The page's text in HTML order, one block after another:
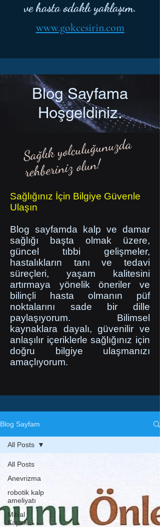
ve hasta odaklı yaklaşım.
www.gokcesirin.com
Blog Sayfama
Hoşgeldiniz.
Sağlık yolculuğunuzda
rehberiniz olun!
Sağlığınız İçin Bilgiye Güvenle
Ulaşın
Blog sayfamda kalp ve damar
sağlığı başta olmak üzere,
güncel tıbbi gelişmeler,
hastalıkların tanı ve tedavi
süreçleri, yaşam kalitesini
artırmaya yönelik öneriler ve
bilinçli hasta olmanın püf
noktalarını sade bir dille
paylaşıyorum. Bilimsel
kaynaklara dayalı, güvenilir ve
anlaşılır içeriklerle sağlığınız için
doğru bilgiye ulaşmanızı
amaçlıyorum.
Blog Sayfam
All Posts
Anevrizma
robotik kalp
ameliyatı
Mitral
Kapak
All Posts